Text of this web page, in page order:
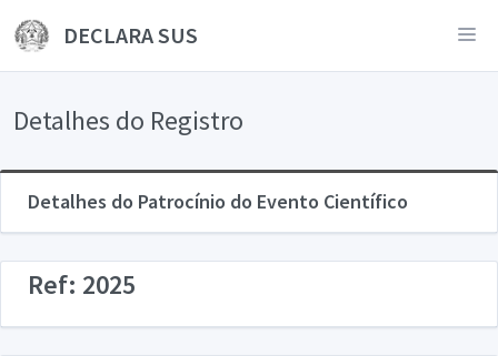
DECLARA SUS
Detalhes do Registro
Detalhes do Patrocínio do Evento Científico
Ref: 2025